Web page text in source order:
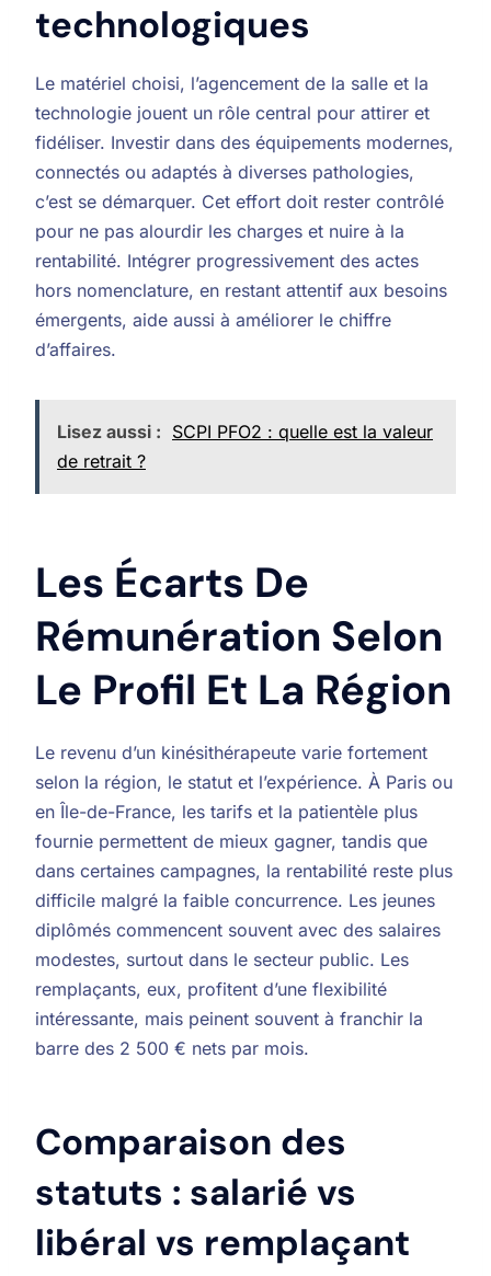
technologiques
Le matériel choisi, l’agencement de la salle et la
technologie jouent un rôle central pour attirer et
fidéliser. Investir dans des équipements modernes,
connectés ou adaptés à diverses pathologies,
c’est se démarquer. Cet effort doit rester contrôlé
pour ne pas alourdir les charges et nuire à la
rentabilité. Intégrer progressivement des actes
hors nomenclature, en restant attentif aux besoins
émergents, aide aussi à améliorer le chiffre
d’affaires.
Lisez aussi : SCPI PFO2 : quelle est la valeur
de retrait ?
Les Écarts De
Rémunération Selon
Le Profil Et La Région
Le revenu d’un kinésithérapeute varie fortement
selon la région, le statut et l’expérience. À Paris ou
en Île-de-France, les tarifs et la patientèle plus
fournie permettent de mieux gagner, tandis que
dans certaines campagnes, la rentabilité reste plus
difficile malgré la faible concurrence. Les jeunes
diplômés commencent souvent avec des salaires
modestes, surtout dans le secteur public. Les
remplaçants, eux, profitent d’une flexibilité
intéressante, mais peinent souvent à franchir la
barre des 2 500 € nets par mois.
Comparaison des
statuts : salarié vs
libéral vs remplaçant